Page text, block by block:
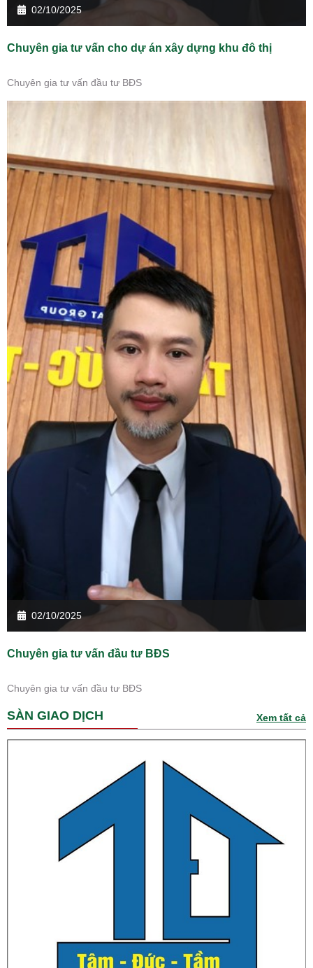
02/10/2025
Chuyên gia tư vấn cho dự án xây dựng khu đô thị
Chuyên gia tư vấn đầu tư BĐS
02/10/2025
Chuyên gia tư vấn đầu tư BĐS
Chuyên gia tư vấn đầu tư BĐS
SÀN GIAO DỊCH Xem tất cả